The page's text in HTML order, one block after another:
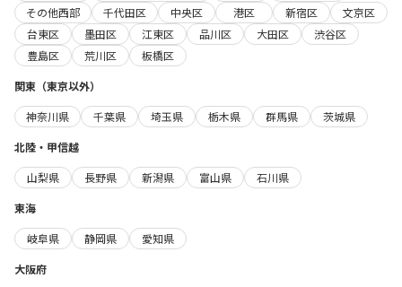
その他西部
千代田区 中央区 港区 新宿区
文京区
台東区
墨田区 江東区 品川区 大田区
渋谷区
豊島区
荒川区
板橋区
関東（東京以外）
神奈川県
千葉県 埼玉県 栃木県 群馬県
茨城県
北陸・甲信越
山梨県
長野県 新潟県 富山県
石川県
東海
岐阜県
静岡県
愛知県
大阪府